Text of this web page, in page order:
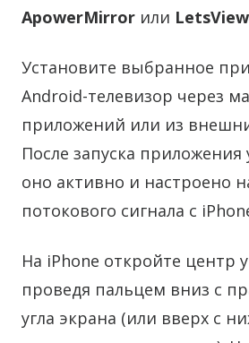
ApowerMirror или LetsView
Установите выбранное
Android-телевизор через
приложений или из
После запуска приложения
оно активно и настроено
потокового сигнала с
На iPhone откройте центр
проведя пальцем вниз с
угла экрана (или вверх с